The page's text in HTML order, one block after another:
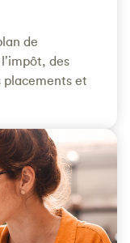
de
des
et